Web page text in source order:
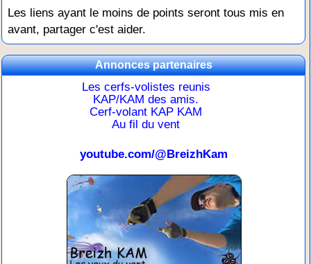
Les liens ayant le moins de points seront tous mis en
avant, partager c'est aider.
Annonces partenaires
Les cerfs-volistes reunis
KAP/KAM des amis.
Cerf-volant KAP KAM
Au fil du vent
youtube.com/@BreizhKam